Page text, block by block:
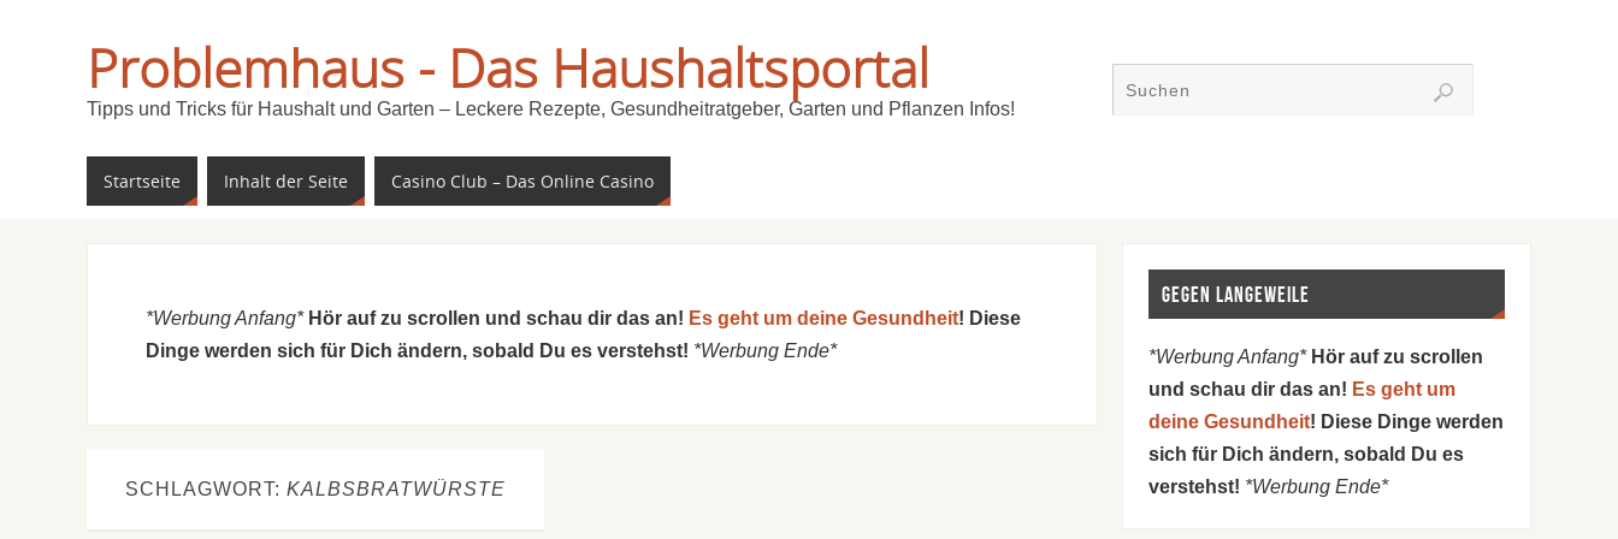
Problemhaus - Das Haushaltsportal
Tipps und Tricks für Haushalt und Garten – Leckere Rezepte, Gesundheitratgeber, Garten und Pflanzen Infos!
Startseite Inhalt der Seite Casino Club – Das Online Casino
*Werbung Anfang* Hör auf zu scrollen und schau dir das an! Es geht um deine Gesundheit! Diese
Dinge werden sich für Dich ändern, sobald Du es verstehst! *Werbung Ende*
SCHLAGWORT: KALBSBRATWÜRSTE
Gegen Langeweile
*Werbung Anfang* Hör auf zu scrollen
und schau dir das an! Es geht um
deine Gesundheit! Diese Dinge werden
sich für Dich ändern, sobald Du es
verstehst! *Werbung Ende*